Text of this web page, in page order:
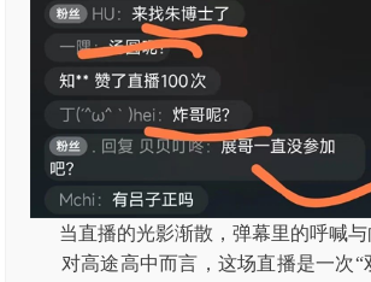
当直播的光影渐散，弹幕里的呼喊与
对高途高中而言，这场直播是一次“